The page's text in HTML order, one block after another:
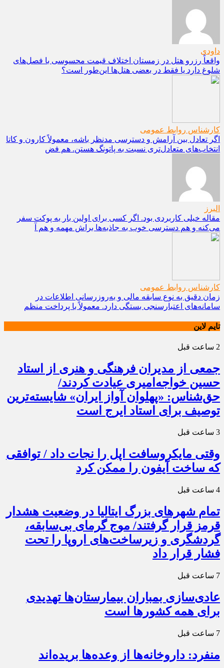
داودی
واقعاً رزرو هتل در زمستان اختلاف قیمت محسوسی با فصل‌های
شلوغ دارد یا فقط در بعضی هتل‌ها این‌طور است؟
کارشناس روابط عمومی
اگر تعادل بین آرامش و دسترسی مدنظر باشه، معمولاً کارون و کاتا
انتخاب‌های متعادل‌تری نسبت به پاتونگ هستن. هم فض
البرز
مقاله خیلی کاربردی بود. اگر کسی برای اولین بار به پوکت سفر
می‌کنه و هم دسترسی خوب به جاذبه‌ها براش مهمه و هم آ
کارشناس روابط عمومی
زمان دقیق به نوع سابقه مالی و به‌روزرسانی اطلاعات در
سامانه‌های اعتبارسنجی بستگی دارد. معمولاً با پرداخت منظم
تایم لاین
2 ساعت قبل
جمعی از مدیران فرهنگی و هنری از استاد
حسین خواجه‌امیری عیادت کردند/
حق‌شناس: «پهلوان آواز ایران» شایسته‌ترین
توصیف برای استاد ایرج است
3 ساعت قبل
وقتی مایکروسافت اپل را نجات داد / توافقی
که ساخت آیفون را ممکن کرد
4 ساعت قبل
تمام شهرهای بزرگ ایتالیا در وضعیت هشدار
قرمز قرار گرفتند/ موج گرمای بی‌سابقه،
گردشگری و زیرساخت‌های اروپا را تحت
فشار قرار داد
7 ساعت قبل
عادی‌سازی بمباران بیمارستان‌ها تهدیدی
برای همه کشورها است
7 ساعت قبل
منفرد: داروخانه‌ها از وعده‌ها بریده‌اند